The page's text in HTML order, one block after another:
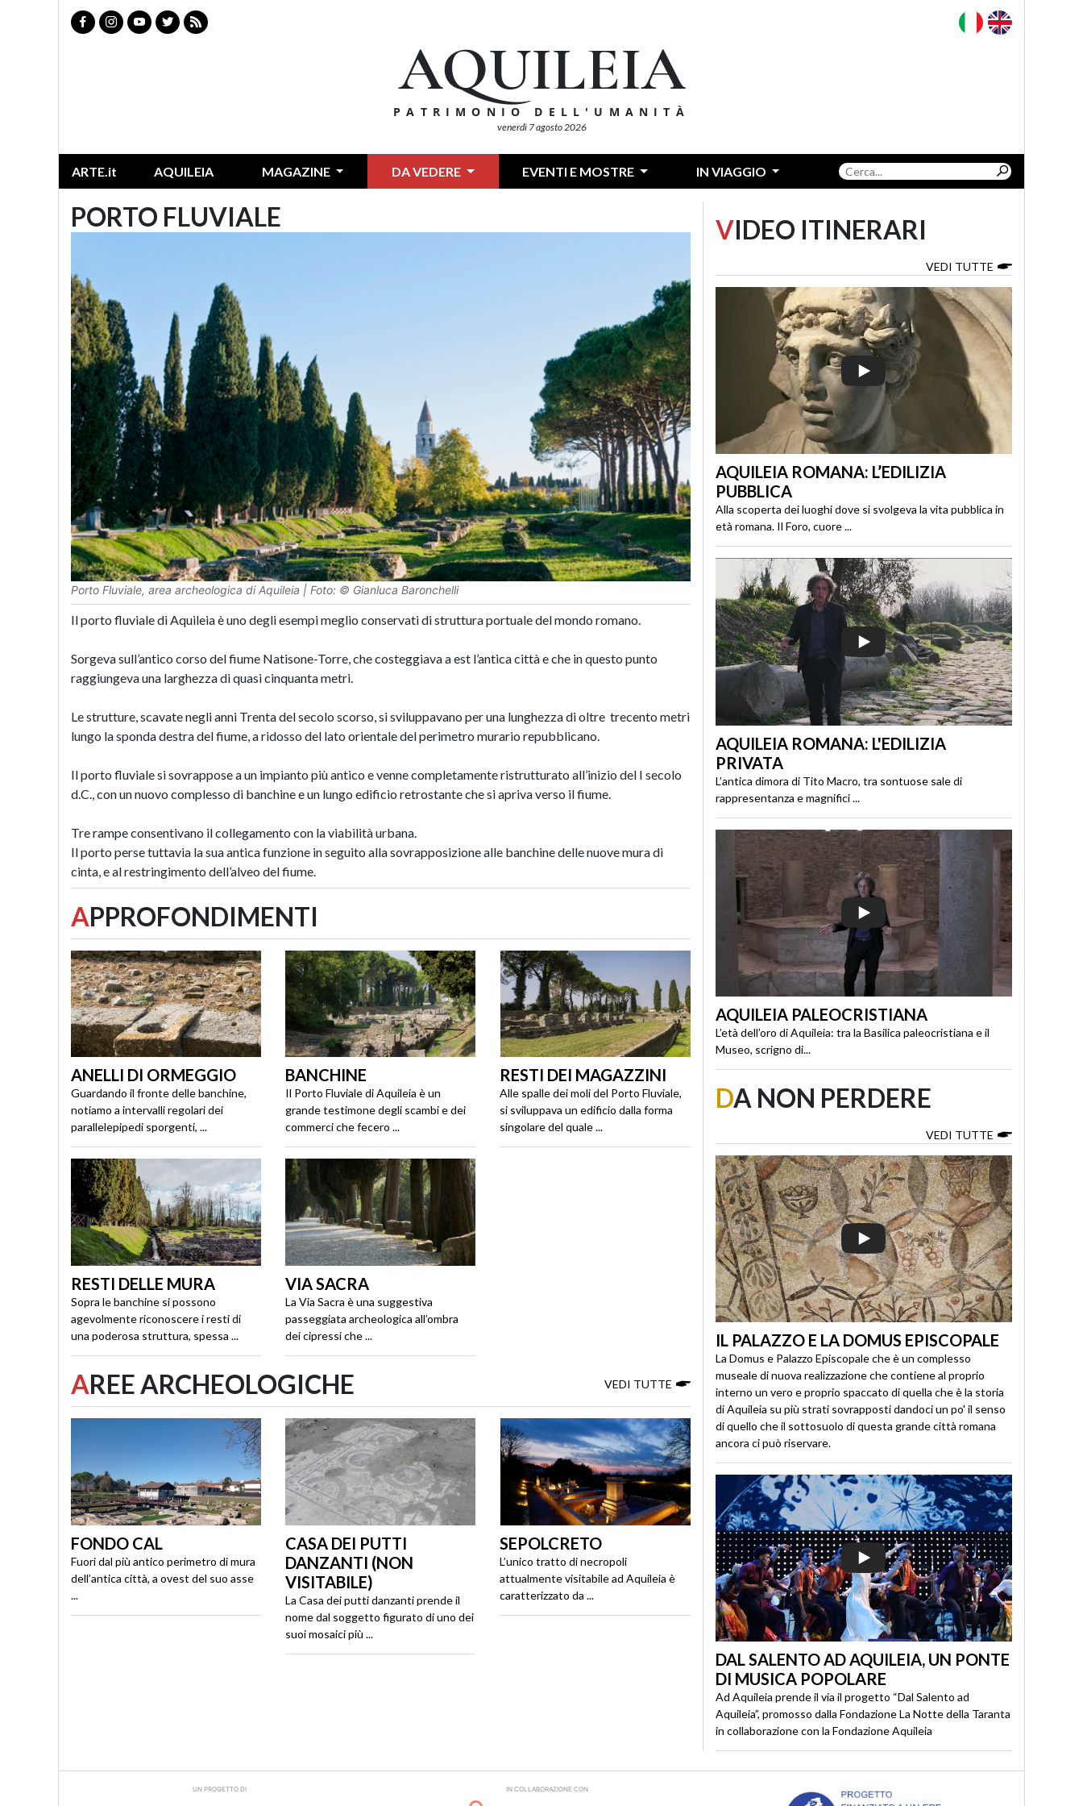
AQUILEIA
PATRIMONIO DELL'UMANITÀ
venerdì 7 agosto 2026
ARTE.it AQUILEIA MAGAZINE DA VEDERE EVENTI E MOSTRE IN VIAGGIO
PORTO FLUVIALE
Porto Fluviale, area archeologica di Aquileia | Foto: © Gianluca Baronchelli
Il porto fluviale di Aquileia è uno degli esempi meglio conservati di struttura portuale del mondo romano.
Sorgeva sull’antico corso del fiume Natisone-Torre, che costeggiava a est l’antica città e che in questo punto
raggiungeva una larghezza di quasi cinquanta metri.
Le strutture, scavate negli anni Trenta del secolo scorso, si sviluppavano per una lunghezza di oltre trecento metri
lungo la sponda destra del fiume, a ridosso del lato orientale del perimetro murario repubblicano.
Il porto fluviale si sovrappose a un impianto più antico e venne completamente ristrutturato all’inizio del I secolo
d.C., con un nuovo complesso di banchine e un lungo edificio retrostante che si apriva verso il fiume.
Tre rampe consentivano il collegamento con la viabilità urbana.
Il porto perse tuttavia la sua antica funzione in seguito alla sovrapposizione alle banchine delle nuove mura di
cinta, e al restringimento dell’alveo del fiume.
APPROFONDIMENTI
ANELLI DI ORMEGGIO
Guardando il fronte delle banchine,
notiamo a intervalli regolari dei
parallelepipedi sporgenti, ...
BANCHINE
Il Porto Fluviale di Aquileia è un
grande testimone degli scambi e dei
commerci che fecero ...
RESTI DEI MAGAZZINI
Alle spalle dei moli del Porto Fluviale,
si sviluppava un edificio dalla forma
singolare del quale ...
RESTI DELLE MURA
Sopra le banchine si possono
agevolmente riconoscere i resti di
una poderosa struttura, spessa ...
VIA SACRA
La Via Sacra è una suggestiva
passeggiata archeologica all’ombra
dei cipressi che ...
AREE ARCHEOLOGICHE VEDI TUTTE
FONDO CAL
Fuori dal più antico perimetro di mura
dell’antica città, a ovest del suo asse
...
CASA DEI PUTTI
DANZANTI (NON
VISITABILE)
La Casa dei putti danzanti prende il
nome dal soggetto figurato di uno dei
suoi mosaici più ...
SEPOLCRETO
L’unico tratto di necropoli
attualmente visitabile ad Aquileia è
caratterizzato da ...
VIDEO ITINERARI
VEDI TUTTE
AQUILEIA ROMANA: L’EDILIZIA
PUBBLICA
Alla scoperta dei luoghi dove si svolgeva la vita pubblica in
età romana. Il Foro, cuore ...
AQUILEIA ROMANA: L'EDILIZIA
PRIVATA
L’antica dimora di Tito Macro, tra sontuose sale di
rappresentanza e magnifici ...
AQUILEIA PALEOCRISTIANA
L’età dell’oro di Aquileia: tra la Basilica paleocristiana e il
Museo, scrigno di...
DA NON PERDERE
VEDI TUTTE
IL PALAZZO E LA DOMUS EPISCOPALE
La Domus e Palazzo Episcopale che è un complesso
museale di nuova realizzazione che contiene al proprio
interno un vero e proprio spaccato di quella che è la storia
di Aquileia su più strati sovrapposti dandoci un po' il senso
di quello che il sottosuolo di questa grande città romana
ancora ci può riservare.
DAL SALENTO AD AQUILEIA, UN PONTE
DI MUSICA POPOLARE
Ad Aquileia prende il via il progetto “Dal Salento ad
Aquileia”, promosso dalla Fondazione La Notte della Taranta
in collaborazione con la Fondazione Aquileia
UN PROGETTO DI IN COLLABORAZIONE CON